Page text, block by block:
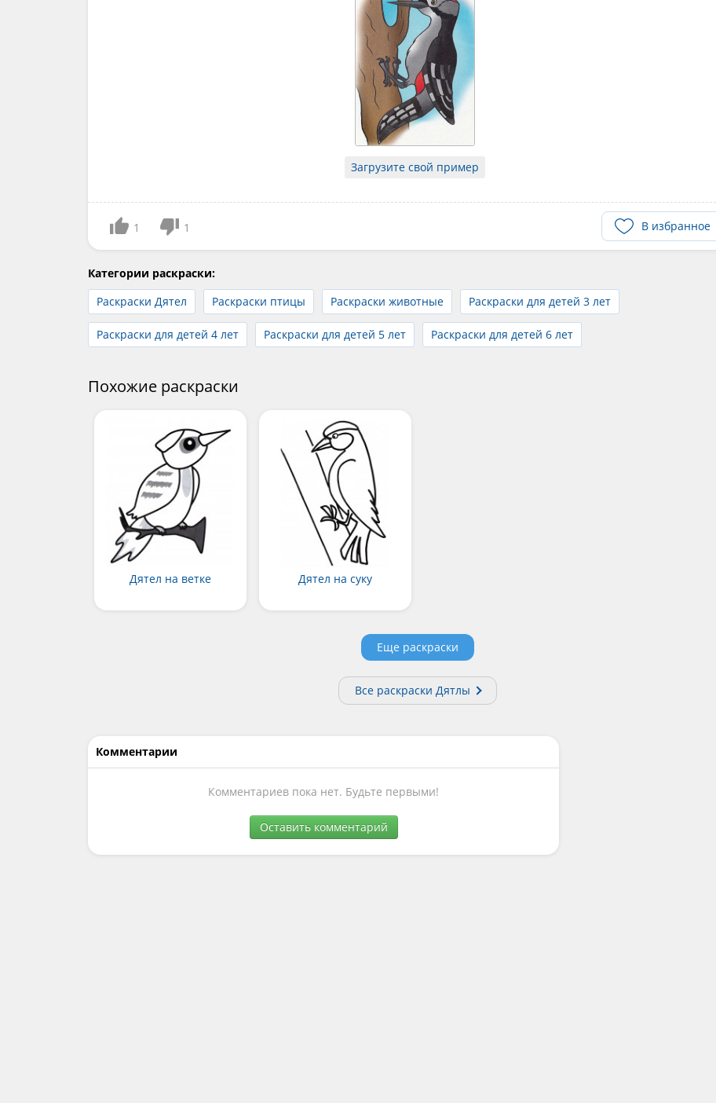
Загрузите свой пример
1 1 В избранное
Категории раскраски:
Раскраски Дятел
Раскраски птицы Раскраски животные Раскраски для детей 3 лет
Раскраски для детей 4 лет Раскраски для детей 5 лет Раскраски для детей 6 лет
Похожие раскраски
Дятел на ветке Дятел на суку
Еще раскраски
Все раскраски Дятлы
Комментарии
Комментариев пока нет. Будьте первыми!
Оставить комментарий